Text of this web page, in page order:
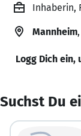
Inhaberin,
Mannheim
Logg Dich ein,
Suchst Du